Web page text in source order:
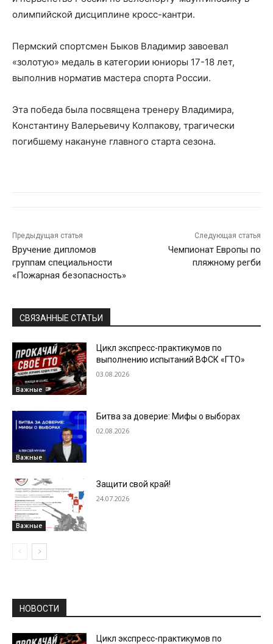
олимпийской дисциплине кросс-кантри.
Пермский спортсмен Быков Владимир завоевал
«золотую» медаль в категории юниоры 17-18 лет,
выполнив норматив мастера спорта России.
Эта победа была посвящена тренеру Владимира,
Константину Валерьевичу Колпакову, трагически
погибшему накануне главного старта сезона.
Предыдущая статья
Вручение дипломов
группам специальности
«Пожарная безопасность»
Следующая статья
Чемпионат Европы по
пляжному регби
СВЯЗАННЫЕ СТАТЬИ
Важные
Цикл экспресс-практикумов по
выполнению испытаний ВФСК «ГТО»
03.08.2026
Важные
Битва за доверие: Мифы о выборах
02.08.2026
Важные
Защити свой край!
24.07.2026
НОВОСТИ
Цикл экспресс-практикумов по